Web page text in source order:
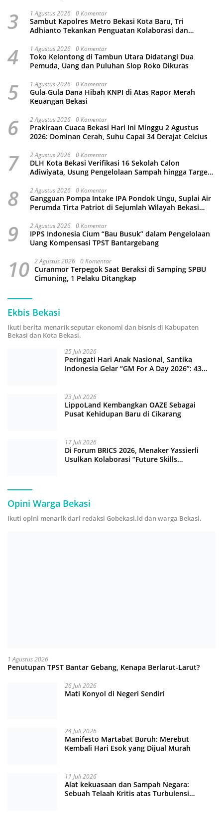
3 1 Agustus 2026 0 Komentar
Sambut Kapolres Metro Bekasi Kota Baru, Tri
Adhianto Tekankan Penguatan Kolaborasi dan
4 1 Agustus 2026 0 Komentar
Toko Kelontong di Tambun Utara Didatangi Dua
Pemuda, Uang dan Puluhan Slop Roko Dikuras
5 1 Agustus 2026 0 Komentar
Gula-Gula Dana Hibah KNPI di Atas Rapor Merah
Keuangan Bekasi
6 2 Agustus 2026 0 Komentar
Prakiraan Cuaca Bekasi Hari Ini Minggu 2 Agustus
2026: Dominan Cerah, Suhu Capai 34 Derajat Celcius
7 2 Agustus 2026 0 Komentar
DLH Kota Bekasi Verifikasi 16 Sekolah Calon
Adiwiyata, Usung Pengelolaan Sampah hingga Target
8 2 Agustus 2026 0 Komentar
Gangguan Pompa Intake IPA Pondok Ungu, Suplai Air
Perumda Tirta Patriot di Sejumlah Wilayah Bekasi
9 2 Agustus 2026 0 Komentar
IPPS Indonesia Cium “Bau Busuk” dalam Pengelolaan
Uang Kompensasi TPST Bantargebang
10 2 Agustus 2026 0 Komentar
Curanmor Terpegok Saat Beraksi di Samping SPBU
Cimuning, 1 Pelaku Ditangkap
Ekbis Bekasi
Ikuti berita menarik seputar ekonomi dan bisnis di Kabupaten
Bekasi dan Kota Bekasi.
25 Juli 2026
Peringati Hari Anak Nasional, Santika
Indonesia Gelar “GM For A Day 2026”: 43
23 Juli 2026
LippoLand Kembangkan OAZE Sebagai
Pusat Kehidupan Baru di Cikarang
17 Juli 2026
Di Forum BRICS 2026, Menaker Yassierli
Usulkan Kolaborasi “Future Skills
Opini Warga Bekasi
Ikuti opini menarik dari redaksi Gobekasi.id dan warga Bekasi.
1 Agustus 2026
Penutupan TPST Bantar Gebang, Kenapa Berlarut-Larut?
26 Juli 2026
Mati Konyol di Negeri Sendiri
24 Juli 2026
Manifesto Martabat Buruh: Merebut
Kembali Hari Esok yang Dijual Murah
11 Juli 2026
Alat kekuasaan dan Sampah Negara:
Sebuah Telaah Kritis atas Turbulensi